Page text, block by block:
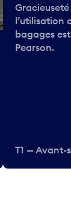
l’utilisation
bagages
Pearson.
T1 — Avant-